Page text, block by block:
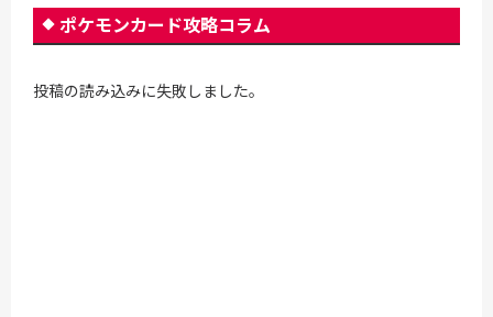
ポケモンカード攻略コラム
投稿の読み込みに失敗しました。